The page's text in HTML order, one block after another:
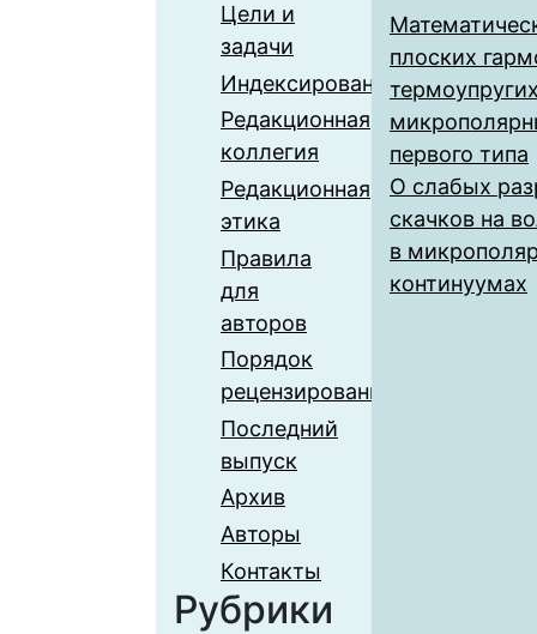
Цели и
задачи
Индексирование
Редакционная
коллегия
Редакционная
этика
Правила
для
авторов
Порядок
рецензирования
Последний
выпуск
Архив
Авторы
Контакты
Рубрики
плоских
первого типа
О слабых
скачков на
в
континуумах